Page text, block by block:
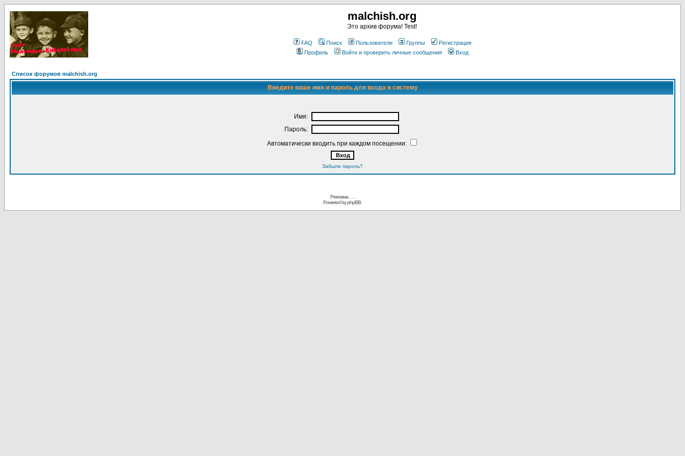
malchish.org
Это архив форума! Test!
FAQ Поиск Пользователи Группы
Регистрация
Профиль
Войти и проверить личные сообщения Вход
Список форумов malchish.org
Введите ваше имя и пароль для входа в систему
Имя:
Пароль:
Автоматически входить при каждом посещении:
Забыли пароль?
Реклама. . .
Powered byphpBB.